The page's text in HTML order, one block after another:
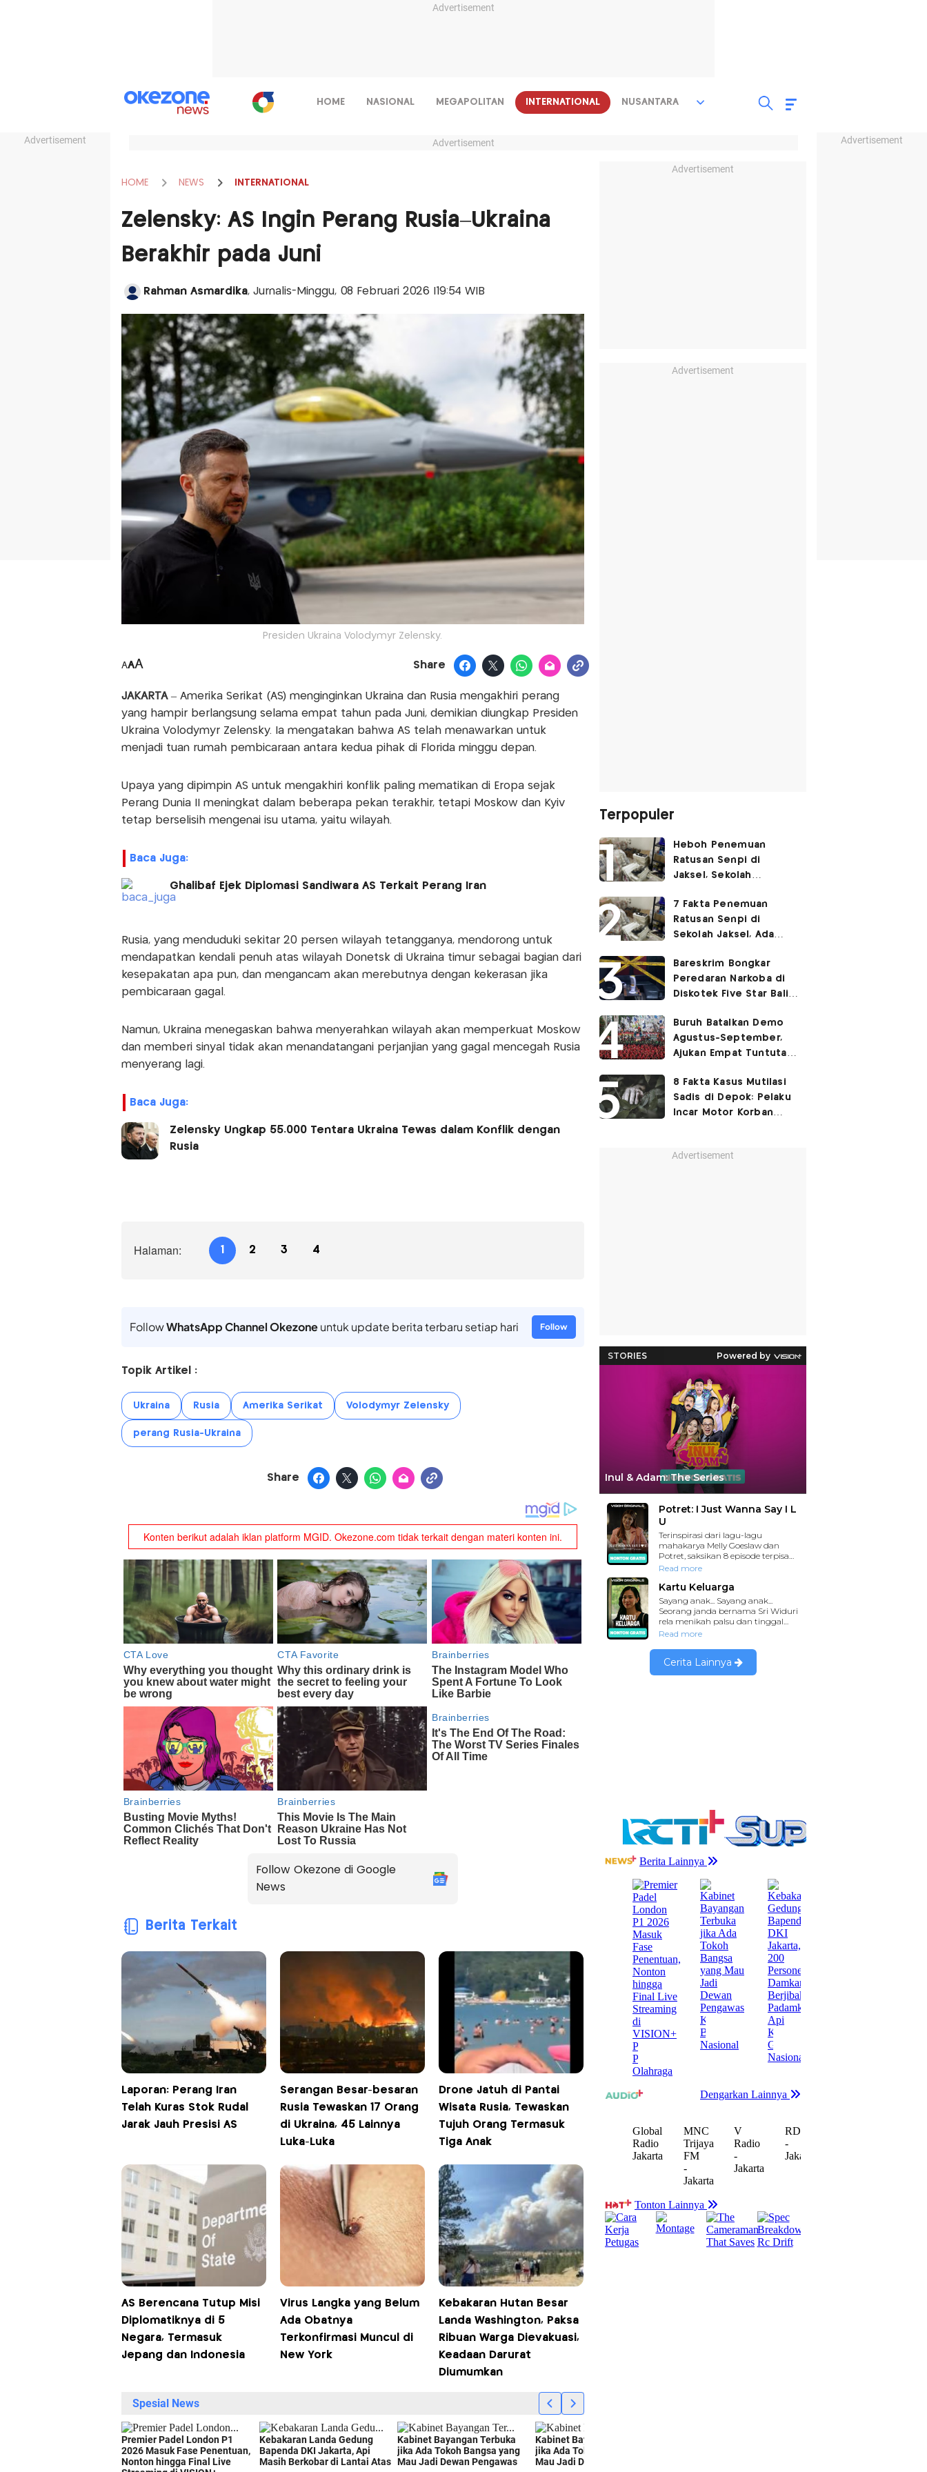
Advertisement
Advertisement Advertisement
HOME NASIONAL MEGAPOLITAN INTERNATIONAL NUSANTARA
Advertisement
HOME NEWS INTERNATIONAL
Zelensky: AS Ingin Perang Rusia–Ukraina
Berakhir pada Juni
Rahman Asmardika, Jurnalis-Minggu, 08 Februari 2026 |19:54 WIB
Presiden Ukraina Volodymyr Zelensky.
AAA Share
JAKARTA – Amerika Serikat (AS) menginginkan Ukraina dan Rusia mengakhiri perang
yang hampir berlangsung selama empat tahun pada Juni, demikian diungkap Presiden
Ukraina Volodymyr Zelensky. Ia mengatakan bahwa AS telah menawarkan untuk
menjadi tuan rumah pembicaraan antara kedua pihak di Florida minggu depan.
Upaya yang dipimpin AS untuk mengakhiri konflik paling mematikan di Eropa sejak
Perang Dunia II meningkat dalam beberapa pekan terakhir, tetapi Moskow dan Kyiv
tetap berselisih mengenai isu utama, yaitu wilayah.
Baca Juga:
Ghalibaf Ejek Diplomasi Sandiwara AS Terkait Perang Iran
Rusia, yang menduduki sekitar 20 persen wilayah tetangganya, mendorong untuk
mendapatkan kendali penuh atas wilayah Donetsk di Ukraina timur sebagai bagian dari
kesepakatan apa pun, dan mengancam akan merebutnya dengan kekerasan jika
pembicaraan gagal.
Namun, Ukraina menegaskan bahwa menyerahkan wilayah akan memperkuat Moskow
dan memberi sinyal tidak akan menandatangani perjanjian yang gagal mencegah Rusia
menyerang lagi.
Baca Juga:
Zelensky Ungkap 55.000 Tentara Ukraina Tewas dalam Konflik dengan
Rusia
Halaman: 1 2 3 4
FollowWhatsApp Channel Okezoneuntuk update berita terbaru setiap hari Follow
Topik Artikel :
Ukraina Rusia Amerika Serikat Volodymyr Zelensky
perang Rusia-Ukraina
Share
Follow Okezone di Google
News
Berita Terkait
Laporan: Perang Iran
Telah Kuras Stok Rudal
Jarak Jauh Presisi AS
Serangan Besar-besaran
Rusia Tewaskan 17 Orang
di Ukraina, 45 Lainnya
Luka-Luka
Drone Jatuh di Pantai
Wisata Rusia, Tewaskan
Tujuh Orang Termasuk
Tiga Anak
AS Berencana Tutup Misi
Diplomatiknya di 5
Negara, Termasuk
Jepang dan Indonesia
Virus Langka yang Belum
Ada Obatnya
Terkonfirmasi Muncul di
New York
Kebakaran Hutan Besar
Landa Washington, Paksa
Ribuan Warga Dievakuasi,
Keadaan Darurat
Diumumkan
Advertisement
Advertisement
Terpopuler
Heboh Penemuan
Ratusan Senpi di
Jaksel, Sekolah
Kegiatan Eskul
Menembak
7 Fakta Penemuan
Ratusan Senpi di
Sekolah Jaksel, Ada
Ruang Bunker
Bareskrim Bongkar
Peredaran Narkoba di
Diskotek Five Star Bali,
Buruh Batalkan Demo
Agustus-September,
Ajukan Empat Tuntutan
8 Fakta Kasus Mutilasi
Sadis di Depok: Pelaku
Incar Motor Korban
Advertisement